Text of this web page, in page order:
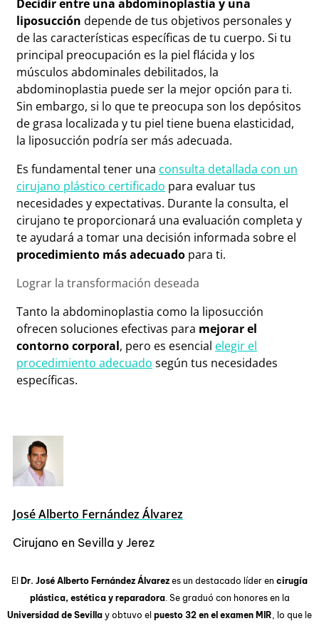
Decidir entre una abdominoplastia y una
liposucción depende de tus objetivos personales y
de las características específicas de tu cuerpo. Si tu
principal preocupación es la piel flácida y los
músculos abdominales debilitados, la
abdominoplastia puede ser la mejor opción para ti.
Sin embargo, si lo que te preocupa son los depósitos
de grasa localizada y tu piel tiene buena elasticidad,
la liposucción podría ser más adecuada.
Es fundamental tener una consulta detallada con un
cirujano plástico certificado para evaluar tus
necesidades y expectativas. Durante la consulta, el
cirujano te proporcionará una evaluación completa y
te ayudará a tomar una decisión informada sobre el
procedimiento más adecuado para ti.
Lograr la transformación deseada
Tanto la abdominoplastia como la liposucción
ofrecen soluciones efectivas para mejorar el
contorno corporal, pero es esencial elegir el
procedimiento adecuado según tus necesidades
específicas.
José Alberto Fernández Álvarez
Cirujano en Sevilla y Jerez
El Dr. José Alberto Fernández Álvarez es un destacado líder en cirugía
plástica, estética y reparadora. Se graduó con honores en la
Universidad de Sevilla y obtuvo el puesto 32 en el examen MIR, lo que le